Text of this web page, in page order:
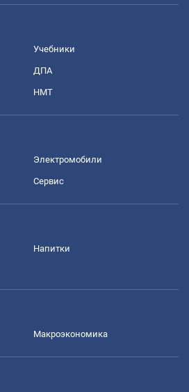
Учебники
ДПА
НМТ
Электромобили
Сервис
Напитки
Mакроэкономика